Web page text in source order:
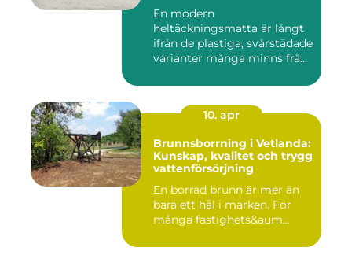
En modern
heltäckningsmatta är långt
ifrån de plastiga, svårstädade
varianter många minns från
10. apr
Brunnsborrning i Vetlanda:
Kunskap, kvalitet och trygg
vattenförsörjning
En borrad brunn är mer än
bara ett hål i marken. För
många fastighets&aum...